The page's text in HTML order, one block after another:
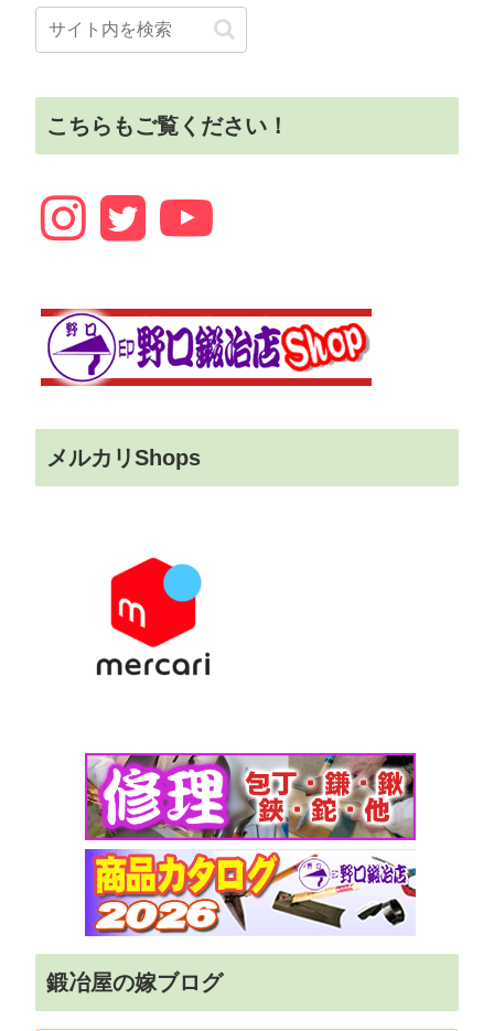
こちらもご覧ください！
メルカリShops
鍛冶屋の嫁ブログ